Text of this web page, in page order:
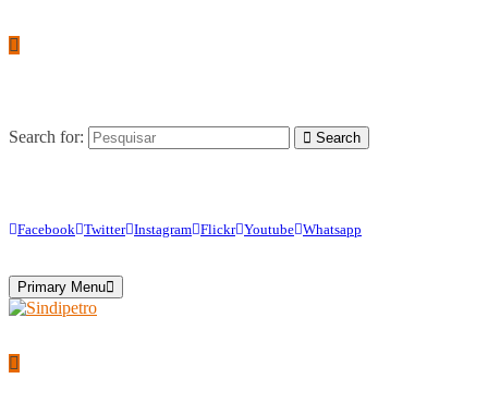
Search for: Search
Facebook Twitter Instagram Flickr Youtube Whatsapp
Primary Menu